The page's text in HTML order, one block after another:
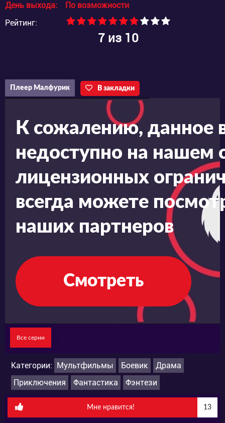
День выхода:
По возможности
Рейтинг:
7из 10
Плеер Малфурик В закладки
К сожалению, данное
недоступно на нашем
лицензионных
всегда можете
наших партнеров
Смотреть
Все серии
Категории: Мультфильмы Боевик
Драма
Приключения
Фантастика Фэнтези
Мне нравится! 13